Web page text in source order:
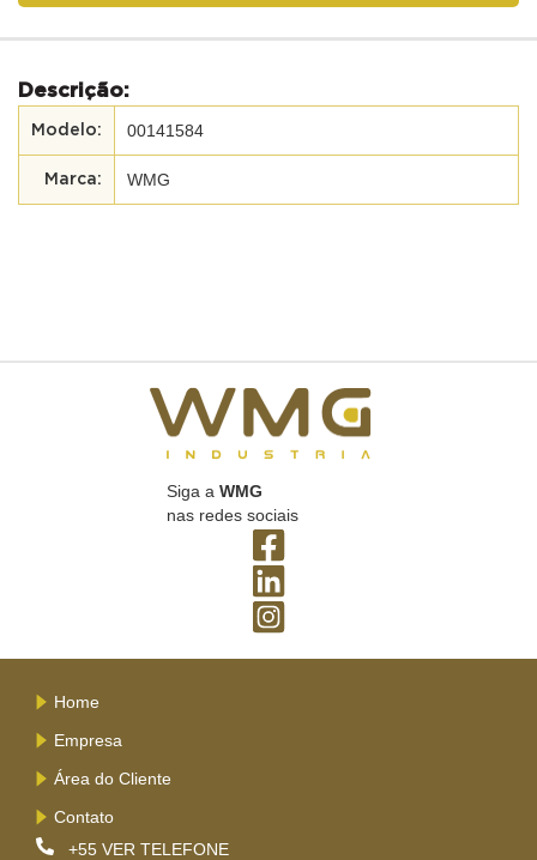
Descrição:
00141584
WMG
Siga a WMG
nas redes sociais
Home
Empresa
Área do Cliente
Contato
+55 VER TELEFONE